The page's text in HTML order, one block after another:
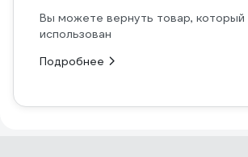
Вы можете вернуть товар, который
использован
Подробнее